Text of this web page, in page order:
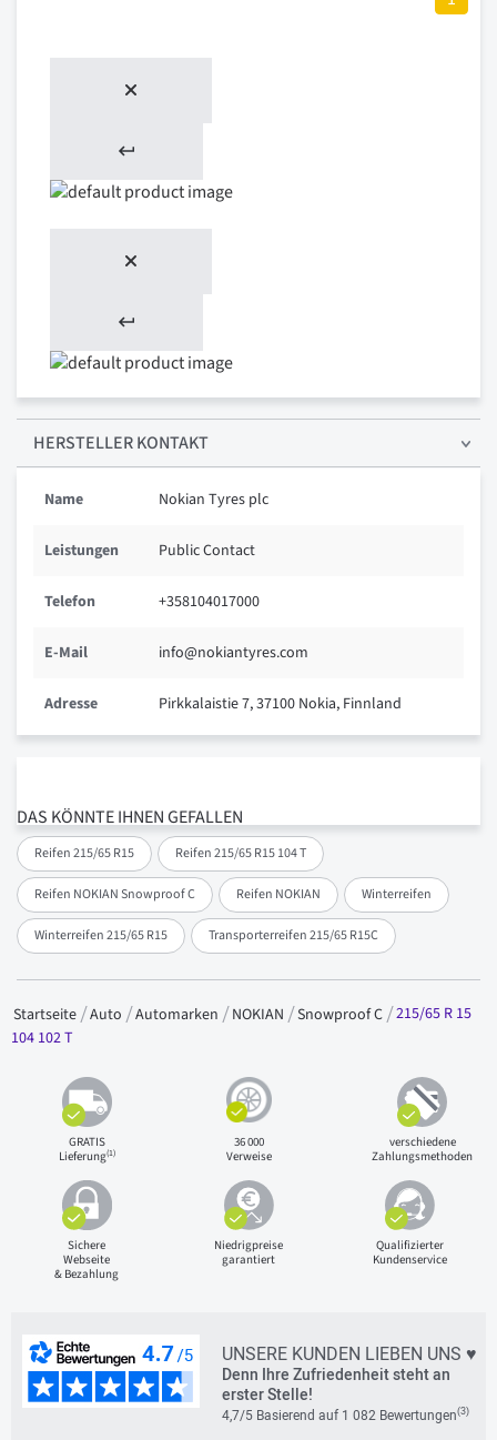
DAS KÖNNTE IHNEN GEFALLEN
Reifen 215/65 R15 Reifen 215/65 R15 104 T
Reifen NOKIAN Snowproof C Reifen NOKIAN Winterreifen
Winterreifen 215/65 R15 Transporterreifen 215/65 R15C
HERSTELLER KONTAKT
Name Nokian Tyres plc
Leistungen Public Contact
Telefon +358104017000
E-Mail info@nokiantyres.com
Adresse Pirkkalaistie 7, 37100 Nokia, Finnland
Startseite Auto Automarken NOKIAN Snowproof C 215/65 R 15
104 102 T
GRATIS
Lieferung(1)
36 000
Verweise
verschiedene
Zahlungsmethoden
Sichere
Webseite
& Bezahlung
Niedrigpreise
garantiert
Qualifizierter
Kundenservice
UNSERE KUNDEN LIEBEN UNS ♥
Denn Ihre Zufriedenheit steht an
erster Stelle!
4,7/5 Basierend auf 1 082 Bewertungen(3)